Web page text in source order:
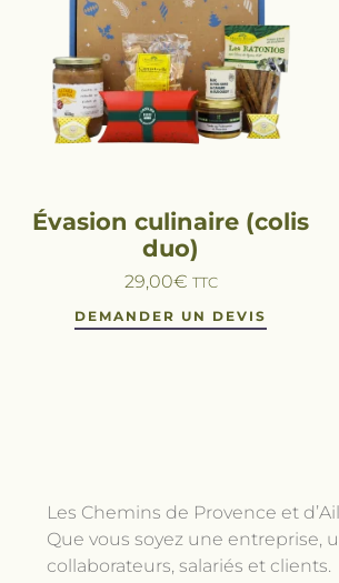
Évasion culinaire (colis
duo)
29,00€ TTC
DEMANDER UN DEVIS
Les Chemins de Provence et
Que vous soyez une entreprise,
collaborateurs, salariés et clients.